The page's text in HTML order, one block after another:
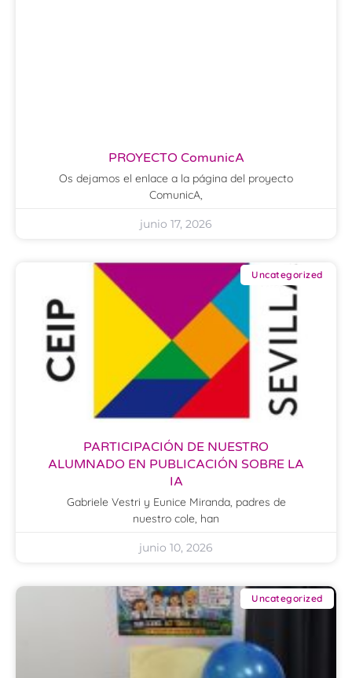
PROYECTO ComunicA
Os dejamos el enlace a la página del proyecto
ComunicA,
junio 17, 2026
Uncategorized
PARTICIPACIÓN DE NUESTRO
ALUMNADO EN PUBLICACIÓN SOBRE LA
IA
Gabriele Vestri y Eunice Miranda, padres de
nuestro cole, han
junio 10, 2026
Uncategorized